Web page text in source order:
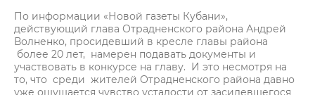
По информации «Новой газеты Кубани»,
действующий глава Отрадненского района Андрей
Волненко, просидевший в кресле главы района
более 20 лет, намерен подавать документы и
участвовать в конкурсе на главу. И это несмотря на
то, что среди жителей Отрадненского района давно
уже ощущается чувство усталости от засидевшегося